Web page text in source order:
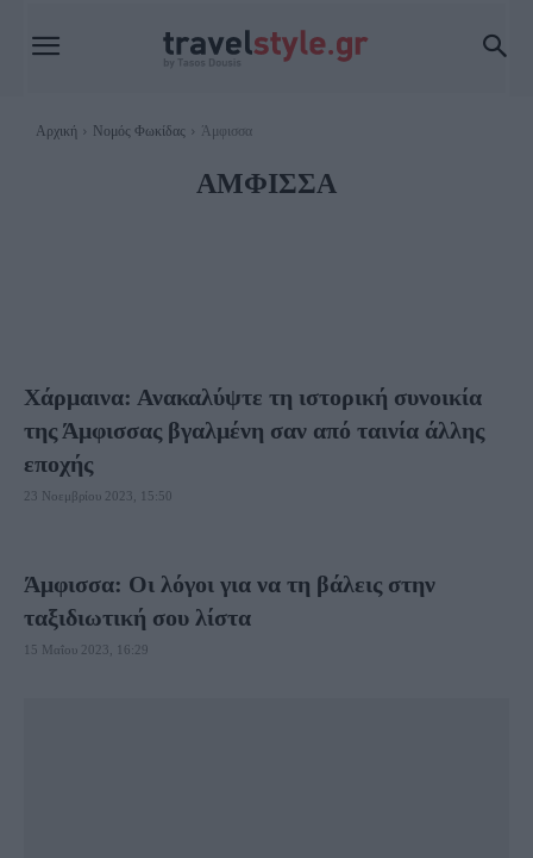
Αρχική Νομός Φωκίδας Άμφισσα
ΆΜΦΙΣΣΑ
Χάρμαινα: Ανακαλύψτε τη ιστορική συνοικία
της Άμφισσας βγαλμένη σαν από ταινία άλλης
εποχής
23 Νοεμβρίου 2023, 15:50
Άμφισσα: Οι λόγοι για να τη βάλεις στην
ταξιδιωτική σου λίστα
15 Μαΐου 2023, 16:29